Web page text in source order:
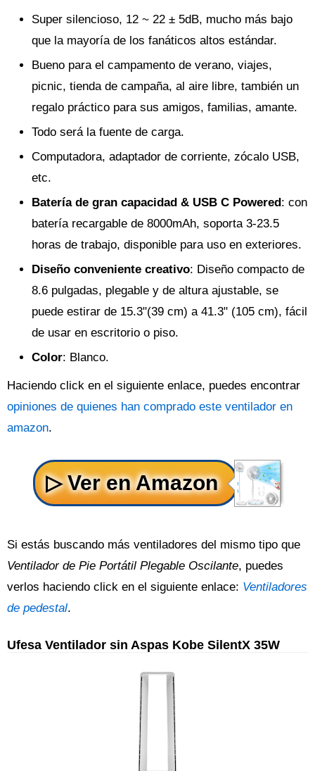
Super silencioso, 12 ~ 22 ± 5dB, mucho más bajo
que la mayoría de los fanáticos altos estándar.
Bueno para el campamento de verano, viajes,
picnic, tienda de campaña, al aire libre, también un
regalo práctico para sus amigos, familias, amante.
Todo será la fuente de carga.
Computadora, adaptador de corriente, zócalo USB,
etc.
Batería de gran capacidad & USB C Powered: con
batería recargable de 8000mAh, soporta 3-23.5
horas de trabajo, disponible para uso en exteriores.
Diseño conveniente creativo: Diseño compacto de
8.6 pulgadas, plegable y de altura ajustable, se
puede estirar de 15.3"(39 cm) a 41.3" (105 cm), fácil
de usar en escritorio o piso.
Color: Blanco.
Haciendo click en el siguiente enlace, puedes encontrar
opiniones de quienes han comprado este ventilador en
amazon.
Si estás buscando más ventiladores del mismo tipo que
Ventilador de Pie Portátil Plegable Oscilante, puedes
verlos haciendo click en el siguiente enlace: Ventiladores
de pedestal.
Ufesa Ventilador sin Aspas Kobe SilentX 35W